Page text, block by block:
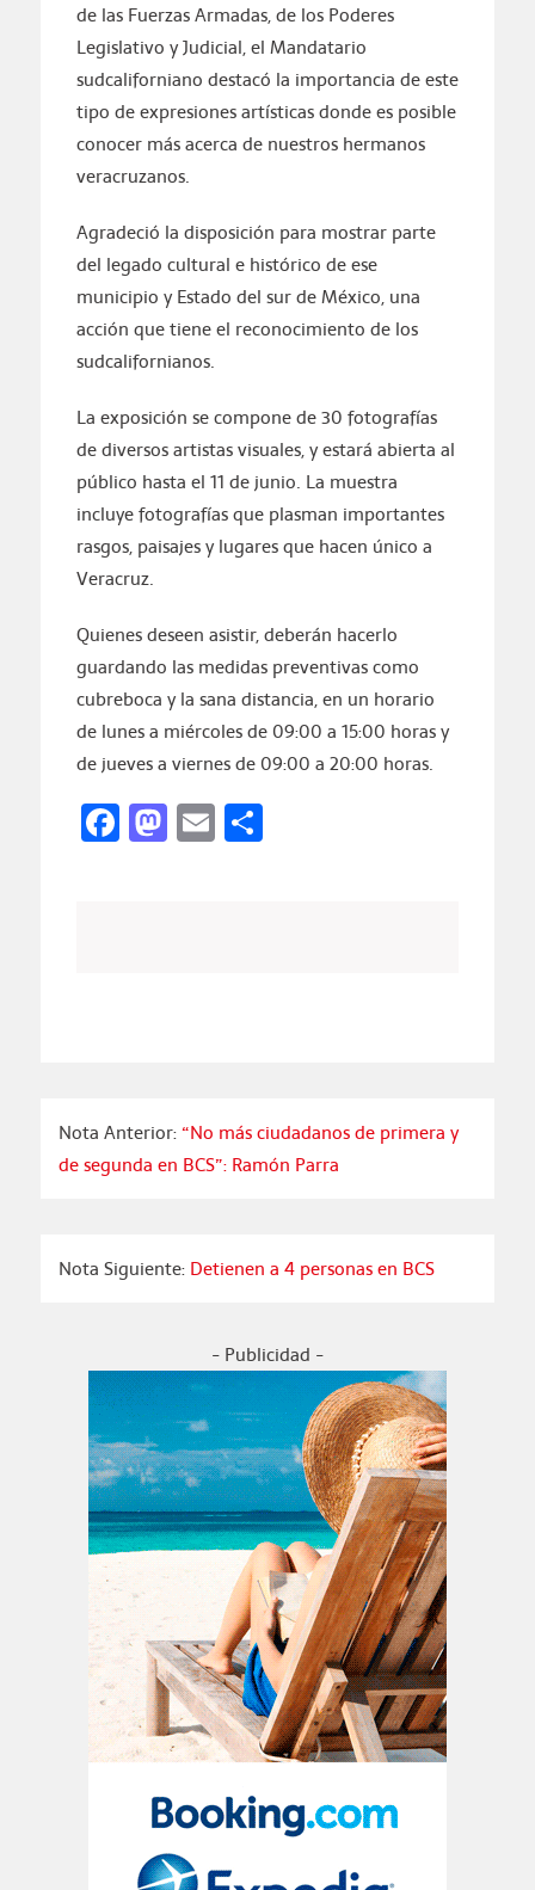
de las Fuerzas Armadas, de los Poderes
Legislativo y Judicial, el Mandatario
sudcaliforniano destacó la importancia de este
tipo de expresiones artísticas donde es posible
conocer más acerca de nuestros hermanos
veracruzanos.
Agradeció la disposición para mostrar parte
del legado cultural e histórico de ese
municipio y Estado del sur de México, una
acción que tiene el reconocimiento de los
sudcalifornianos.
La exposición se compone de 30 fotografías
de diversos artistas visuales, y estará abierta al
público hasta el 11 de junio. La muestra
incluye fotografías que plasman importantes
rasgos, paisajes y lugares que hacen único a
Veracruz.
Quienes deseen asistir, deberán hacerlo
guardando las medidas preventivas como
cubreboca y la sana distancia, en un horario
de lunes a miércoles de 09:00 a 15:00 horas y
de jueves a viernes de 09:00 a 20:00 horas.
Facebook
Mastodon
EmailCompartir
Nota Anterior:“No más ciudadanos de primera y
de segunda en BCS”: Ramón Parra
Nota Siguiente: Detienen a 4 personas en BCS
- Publicidad -